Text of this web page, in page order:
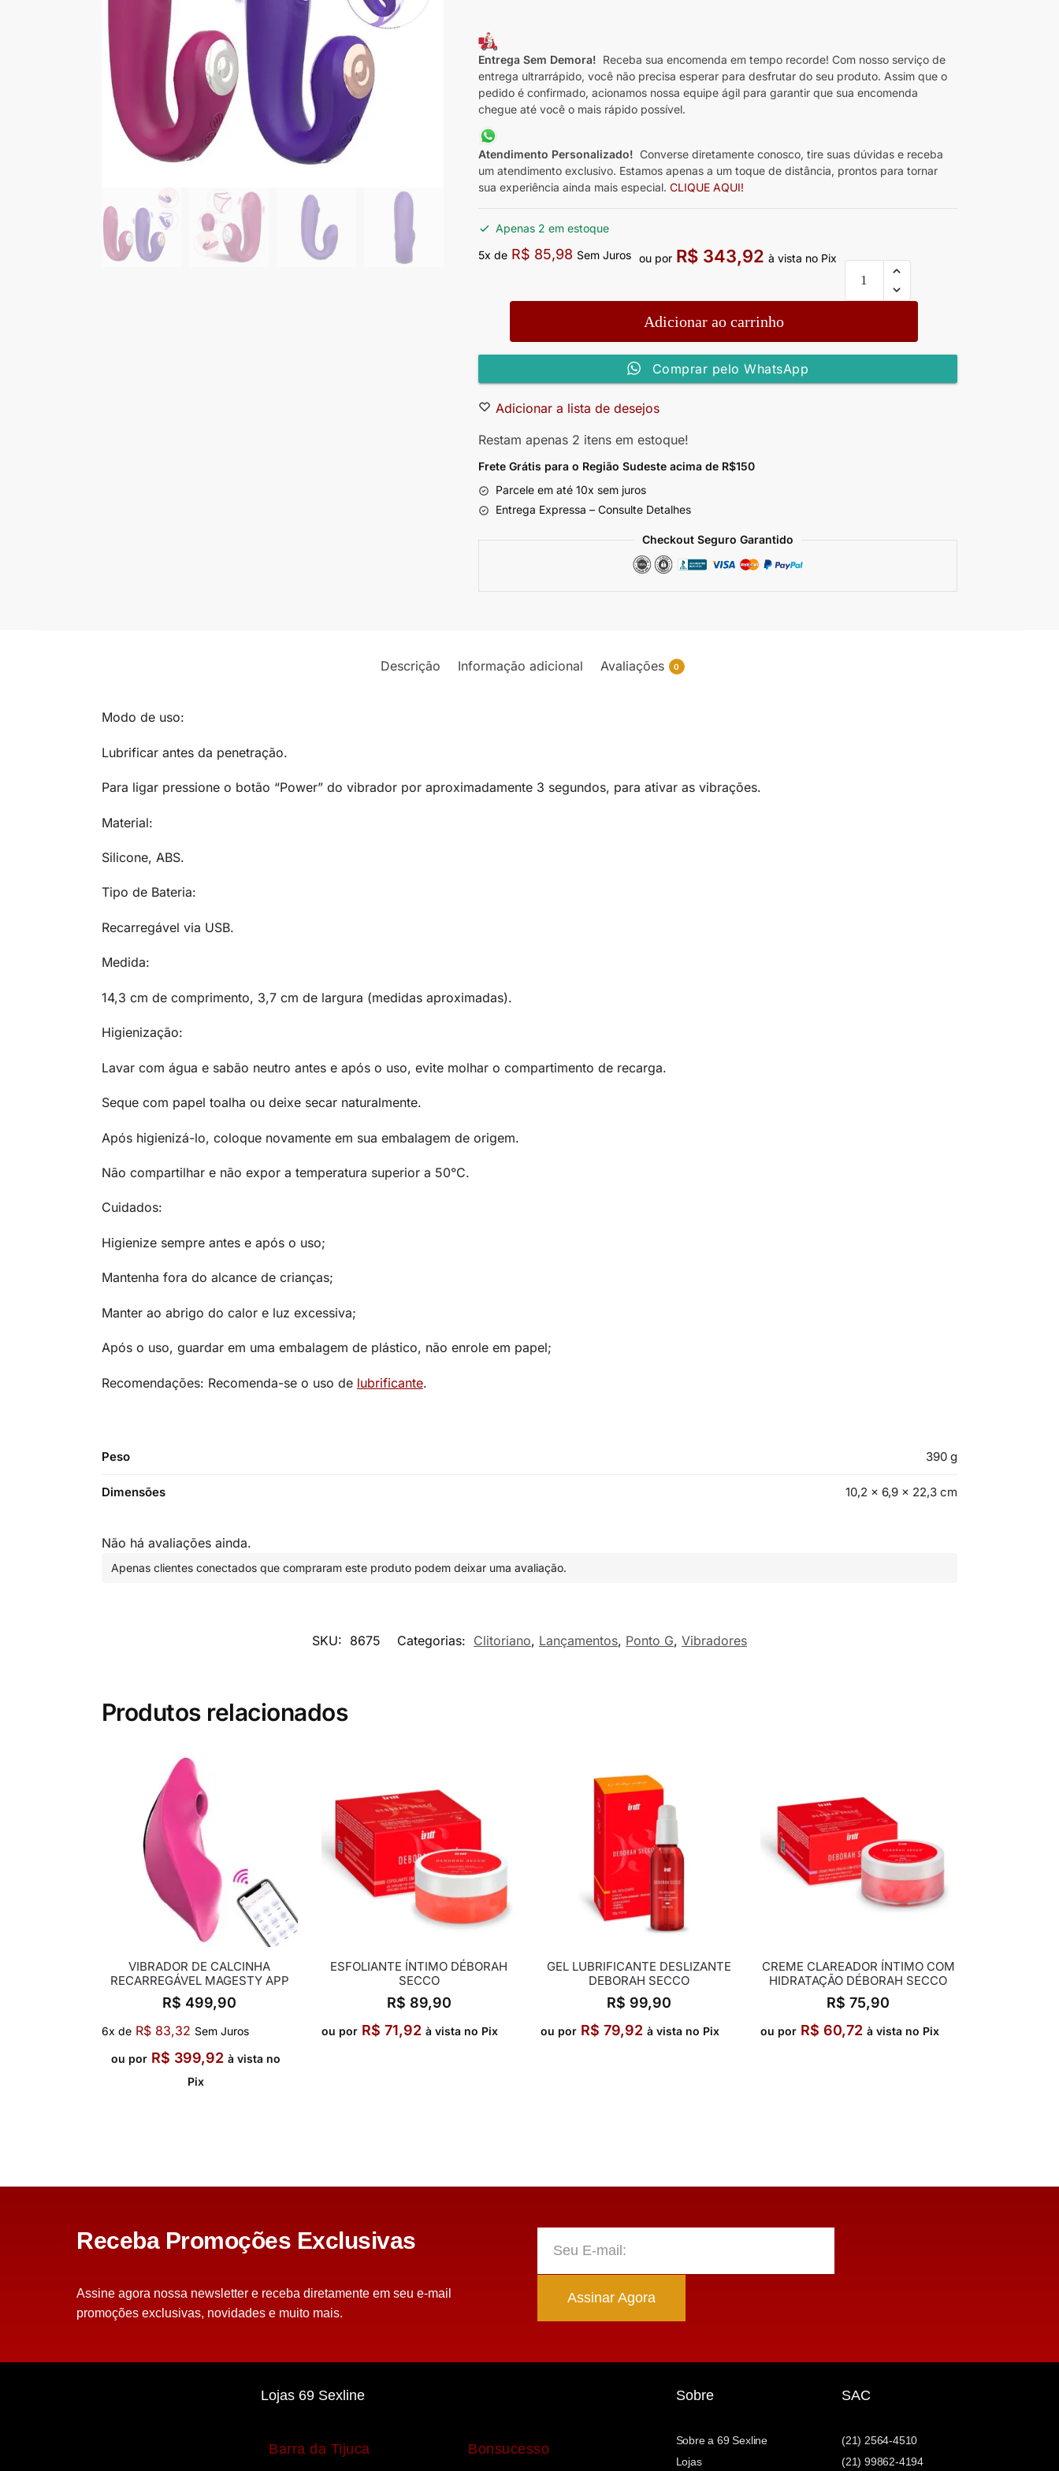
Entrega Sem Demora! Receba sua encomenda em tempo recorde! Com nosso serviço de
entrega ultrarrápido, você não precisa esperar para desfrutar do seu produto. Assim que o
pedido é confirmado, acionamos nossa equipe ágil para garantir que sua encomenda
chegue até você o mais rápido possível.
Atendimento Personalizado! Converse diretamente conosco, tire suas dúvidas e receba
um atendimento exclusivo. Estamos apenas a um toque de distância, prontos para tornar
sua experiência ainda mais especial. CLIQUE AQUI!
Apenas 2 em estoque
5x de R$ 85,98 Sem Juros ou por R$343,92 à vista no Pix
Adicionar ao carrinho
Comprar pelo WhatsApp
Adicionar a lista de desejos
Restam apenas 2 itens em estoque!
Frete Grátis para o Região Sudeste acima de R$150
Parcele em até 10x sem juros
Entrega Expressa – Consulte Detalhes
Checkout Seguro Garantido
Descrição Informação adicional Avaliações 0
Modo de uso:
Lubrificar antes da penetração.
Para ligar pressione o botão “Power” do vibrador por aproximadamente 3 segundos, para ativar as vibrações.
Material:
Silicone, ABS.
Tipo de Bateria:
Recarregável via USB.
Medida:
14,3 cm de comprimento, 3,7 cm de largura (medidas aproximadas).
Higienização:
Lavar com água e sabão neutro antes e após o uso, evite molhar o compartimento de recarga.
Seque com papel toalha ou deixe secar naturalmente.
Após higienizá-lo, coloque novamente em sua embalagem de origem.
Não compartilhar e não expor a temperatura superior a 50°C.
Cuidados:
Higienize sempre antes e após o uso;
Mantenha fora do alcance de crianças;
Manter ao abrigo do calor e luz excessiva;
Após o uso, guardar em uma embalagem de plástico, não enrole em papel;
Recomendações: Recomenda-se o uso de lubrificante.
Peso 390 g
Dimensões 10,2 × 6,9 × 22,3 cm
Não há avaliações ainda.
Apenas clientes conectados que compraram este produto podem deixar uma avaliação.
SKU: 8675 Categorias: Clitoriano, Lançamentos, Ponto G, Vibradores
Produtos relacionados
VIBRADOR DE CALCINHA
RECARREGÁVEL MAGESTY APP
R$ 499,90
6x de R$83,32 Sem Juros
ou por R$ 399,92 à vista no
Pix
ESFOLIANTE ÍNTIMO DÉBORAH
SECCO
R$ 89,90
ou por R$ 71,92 à vista no Pix
GEL LUBRIFICANTE DESLIZANTE
DEBORAH SECCO
R$ 99,90
ou por R$ 79,92 à vista no Pix
CREME CLAREADOR ÍNTIMO COM
HIDRATAÇÃO DÉBORAH SECCO
R$ 75,90
ou por R$ 60,72 à vista no Pix
Receba Promoções Exclusivas
Assine agora nossa newsletter e receba diretamente em seu e-mail
promoções exclusivas, novidades e muito mais.
Assinar Agora
Lojas 69 Sexline
Barra da Tijuca Bonsucesso
Sobre
Sobre a 69 Sexline
Lojas
SAC
(21) 2564-4510
(21) 99862-4194